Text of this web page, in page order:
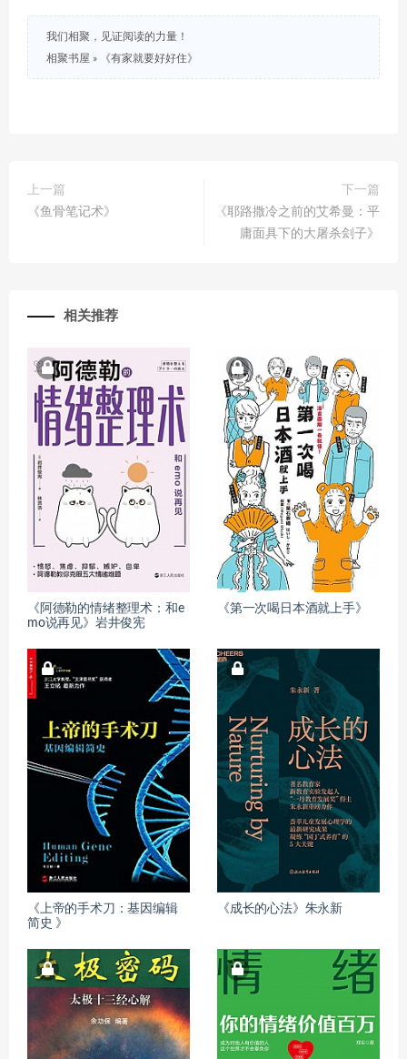
我们相聚，见证阅读的力量！
相聚书屋 » 《有家就要好好住》
上一篇
《鱼骨笔记术》
下一篇
《耶路撒冷之前的艾希曼：平
庸面具下的大屠杀刽子》
相关推荐
《阿德勒的情绪整理术：和e
mo说再见》岩井俊宪
《第一次喝日本酒就上手》
《上帝的手术刀：基因编辑
简史 》
《成长的心法》朱永新